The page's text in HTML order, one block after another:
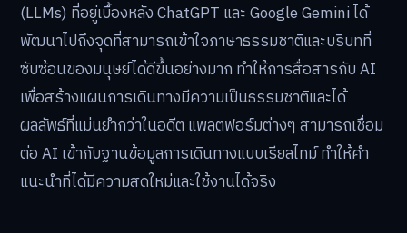
(LLMs) ที่อยู่เบื้องหลัง ChatGPT และ Google Gemini ได้
พัฒนาไปถึงจุดที่สามารถเข้าใจภาษาธรรมชาติและบริบทที่
ซับซ้อนของมนุษย์ได้ดีขึ้นอย่างมาก ทำให้การสื่อสารกับ AI
เพื่อสร้างแผนการเดินทางมีความเป็นธรรมชาติและได้
ผลลัพธ์ที่แม่นยำกว่าในอดีต แพลตฟอร์มต่างๆ สามารถเชื่อม
ต่อ AI เข้ากับฐานข้อมูลการเดินทางแบบเรียลไทม์ ทำให้คำ
แนะนำที่ได้มีความสดใหม่และใช้งานได้จริง